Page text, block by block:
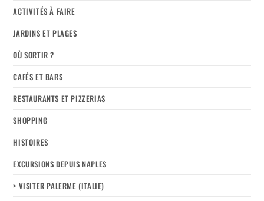
ACTIVITÉS À FAIRE
JARDINS ET PLAGES
OÙ SORTIR ?
CAFÉS ET BARS
RESTAURANTS ET PIZZERIAS
SHOPPING
HISTOIRES
EXCURSIONS DEPUIS NAPLES
> VISITER PALERME (ITALIE)